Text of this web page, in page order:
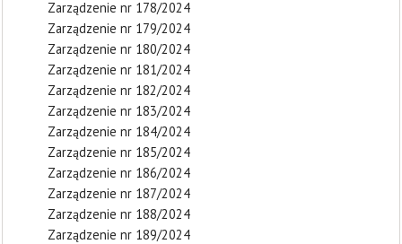
Zarządzenie nr 178/2024
Zarządzenie nr 179/2024
Zarządzenie nr 180/2024
Zarządzenie nr 181/2024
Zarządzenie nr 182/2024
Zarządzenie nr 183/2024
Zarządzenie nr 184/2024
Zarządzenie nr 185/2024
Zarządzenie nr 186/2024
Zarządzenie nr 187/2024
Zarządzenie nr 188/2024
Zarządzenie nr 189/2024